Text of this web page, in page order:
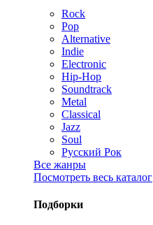
Rock
Pop
Alternative
Indie
Electronic
Hip-Hop
Soundtrack
Metal
Classical
Jazz
Soul
Русский Рок
Все жанры
Посмотреть весь каталог
Подборки